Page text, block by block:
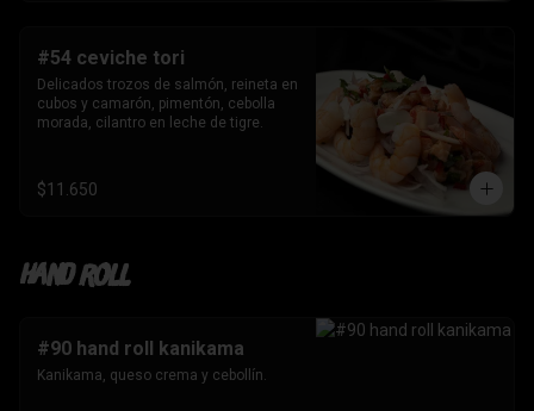
#54 ceviche tori
Delicados trozos de salmón, reineta en
cubos y camarón, pimentón, cebolla
morada, cilantro en leche de tigre.
$11.650
Hand roll
#90 hand roll kanikama
Kanikama, queso crema y cebollín.